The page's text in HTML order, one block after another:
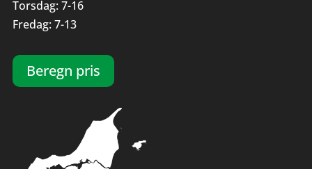
Torsdag: 7-16
Fredag: 7-13
Beregn pris